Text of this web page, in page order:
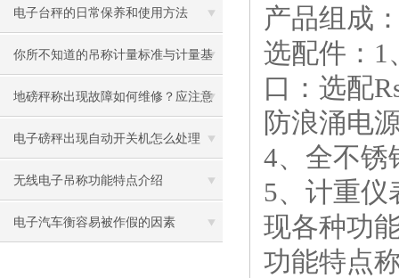
电子台秤的日常保养和使用方法
你所不知道的吊称计量标准与计量基
准的区别
地磅秤称出现故障如何维修？应注意
哪些事项？
电子磅秤出现自动开关机怎么处理
无线电子吊称功能特点介绍
电子汽车衡容易被作假的因素
产品组成
选配件：1
口：选配
防浪涌电
4、全不锈
5、计重仪
现各种功
功能特点